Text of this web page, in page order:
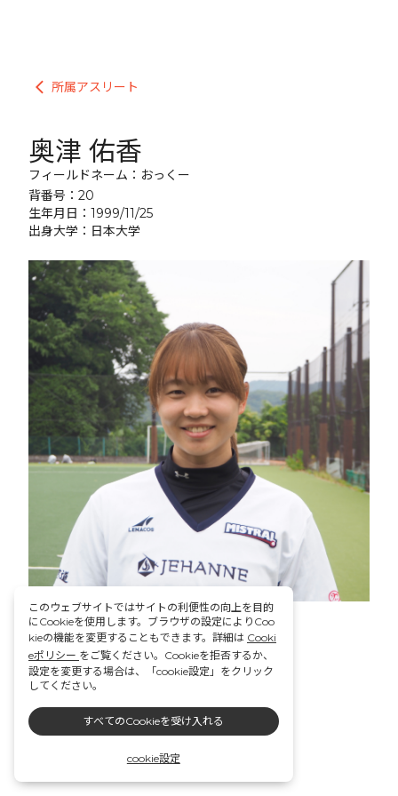
arrow_back_ios 所属アスリート
奥津 佑香
フィールドネーム：おっくー
背番号：20
生年月日：1999/11/25
出身大学：日本大学
このウェブサイトではサイトの利便性の向上を目的
にCookieを使用します。ブラウザの設定によりCoo
kieの機能を変更することもできます。詳細は Cooki
eポリシー をご覧ください。Cookieを拒否するか、
設定を変更する場合は、「cookie設定」をクリック
してください。
すべてのCookieを受け入れる
cookie設定